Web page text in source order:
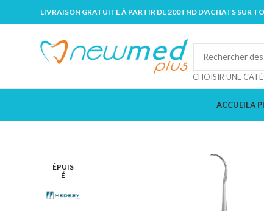
LIVRAISON GRATUITE À PARTIR DE 200TND D'ACHATS SUR
CHOISIR UNE
ACCUEILA
ÉPUIS
É